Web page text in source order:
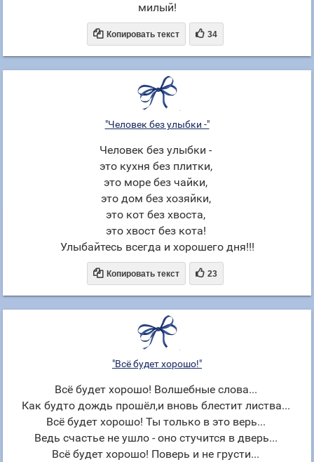
милый!
 Копировать текст  34
"Человек без улыбки -"
Человек без улыбки -
это кухня без плитки,
это море без чайки,
это дом без хозяйки,
это кот без хвоста,
это хвост без кота!
Улыбайтесь всегда и хорошего дня!!!
 Копировать текст  23
"Всё будет хорошо!"
Всё будет хорошо! Волшебные слова...
Как будто дождь прошёл,и вновь блестит листва...
Всё будет хорошо! Ты только в это верь...
Ведь счастье не ушло - оно стучится в дверь...
Всё будет хорошо! Поверь и не грусти...